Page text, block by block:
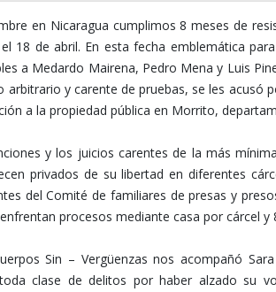
en Nicaragua cumplimos 8 meses de
18 de abril. En esta fecha emblemática
a Medardo Mairena, Pedro Mena y Luis
arbitrario y carente de pruebas, se les
a la propiedad pública en Morrito,
y los juicios carentes de la más
privados de su libertad en diferentes
del Comité de familiares de presas y
procesos mediante casa por cárcel y
Sin – Vergüenzas nos acompañó
clase de delitos por haber alzado su